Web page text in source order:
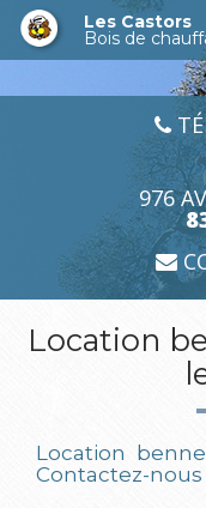
Aller
contenu
Les Castors
Bois de
976
Location
Location
Contactez-nous